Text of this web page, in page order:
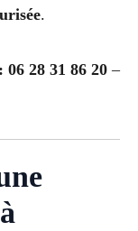
.
28 31 86 20–